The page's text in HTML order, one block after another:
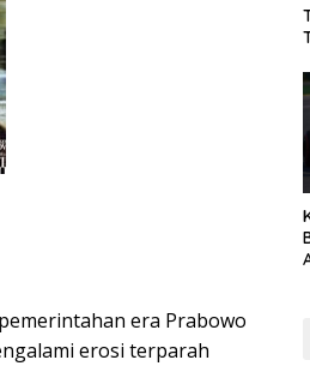
era Prabowo
erosi terparah